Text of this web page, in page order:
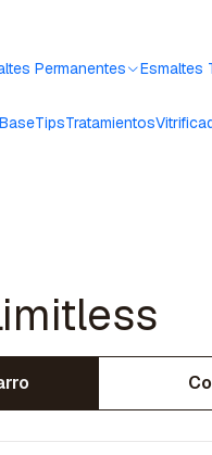
Permanentes Esmaltes
TipsTratamientos